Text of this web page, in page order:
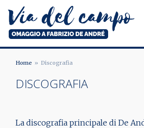
contenuto
principale
Via del campo
BRICIOLE
Home Discografia
DISCOGRAFIA
La discografia principale di De